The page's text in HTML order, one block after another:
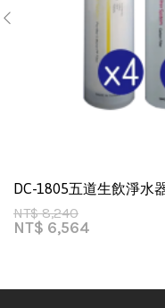
DC-1805五道生飲淨水
NT$8,240
NT$ 6,564